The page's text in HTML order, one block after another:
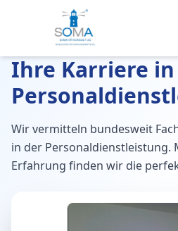
Ihre Karriere
Wir vermitteln bundesweit
in der Personaldienstleistung.
Erfahrung finden wir die